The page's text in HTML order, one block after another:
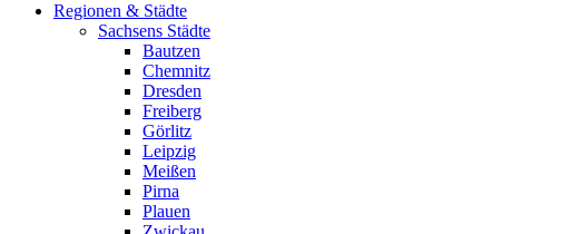
Regionen & Städte
Sachsens Städte
Bautzen
Chemnitz
Dresden
Freiberg
Görlitz
Leipzig
Meißen
Pirna
Plauen